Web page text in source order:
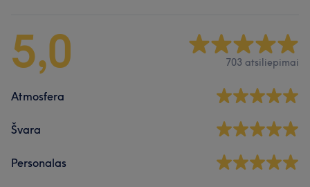
5,0 703 atsiliepimai
Atmosfera
Švara
Personalas